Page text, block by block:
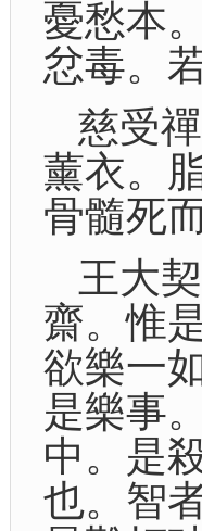
憂愁本
忿毒。
慈受
薰衣。
骨髓死
王大
齋。惟
欲樂一
是樂事
中。是
也。智